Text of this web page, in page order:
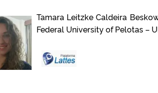
Tamara Leitzke Caldeira
Federal University of Pelotas –